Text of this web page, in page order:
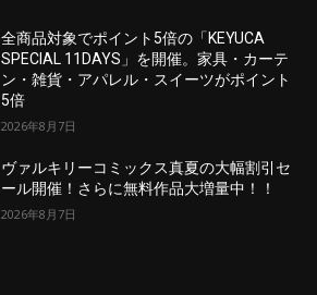
全商品対象でポイント5倍の「KEYUCA
SPECIAL 11DAYS」を開催。家具・カーテ
ン・雑貨・アパレル・スイーツがポイント
5倍
2026年8月7日
ヴァルキリーコミックス真夏の大幅割引セ
ール開催！さらに無料作品大増量中！！
2026年8月7日